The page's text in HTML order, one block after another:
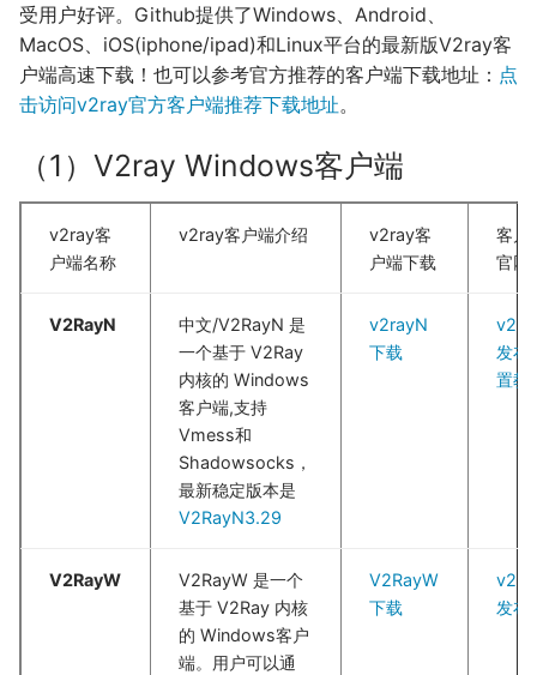
受用户好评。Github提供了Windows、Android、
MacOS、iOS(iphone/ipad)和Linux平台的最新版V2ray客
户端高速下载！也可以参考官方推荐的客户端下载地址： 点
击访问v2ray官方客户端推荐下载地址。
（1）V2ray Windows客户端
v2ray客
户端名称
v2ray客户端介绍
v2ray客
户端下载
客户
官网
V2RayN
中文/V2RayN 是
一个基于 V2Ray
内核的 Windows
客户端,支持
Vmess和
Shadowsocks，
最新稳定版本是
V2RayN3.29
v2rayN
下载
发布
置教
V2RayW
V2RayW 是一个
基于 V2Ray 内核
的 Windows客户
端。用户可以通
V2RayW
下载
发布